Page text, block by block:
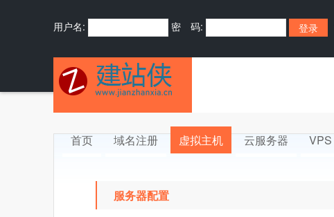
用户名: 密 码:
首页 域名注册 虚拟主机 云服务器 VPS
服务器配置